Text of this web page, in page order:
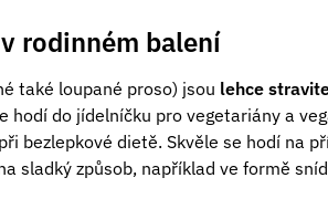
rodinném balení
také loupané proso) jsou lehce
hodí do jídelníčku pro vegetariány a
bezlepkové dietě. Skvěle se hodí na
sladký způsob, například ve formě